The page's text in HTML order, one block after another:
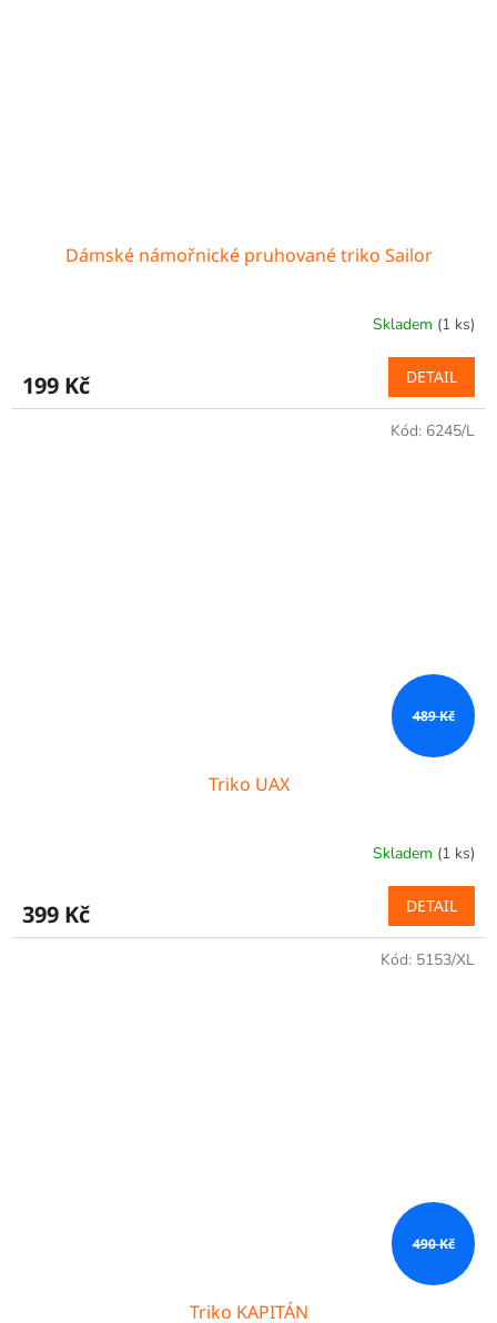
Dámské námořnické pruhované triko Sailor
Skladem (1 ks)
199 Kč DETAIL
489 Kč
Triko UAX
Skladem (1 ks)
399 Kč DETAIL
Kód: 6245/L
490 Kč
Triko KAPITÁN
Kód: 5153/XL